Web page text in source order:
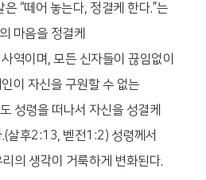
“떼어 놓는다, 정결케 한다.”는
마음을 정결케
역이며, 모든 신자들이 끊임없이
이 자신을 구원할 수 없는
성령을 떠나서 자신을 성결케
살후2:13, 벧전1:2) 성령께서
의 생각이 거룩하게 변화된다.